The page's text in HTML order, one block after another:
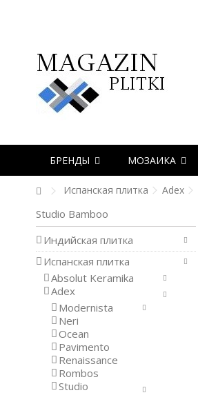
БРЕНДЫ МОЗАИКА
Испанская плитка Adex
Studio Bamboo
Индийская плитка
Испанская плитка
Absolut Keramika
Adex
Modernista
Neri
Ocean
Pavimento
Renaissance
Rombos
Studio